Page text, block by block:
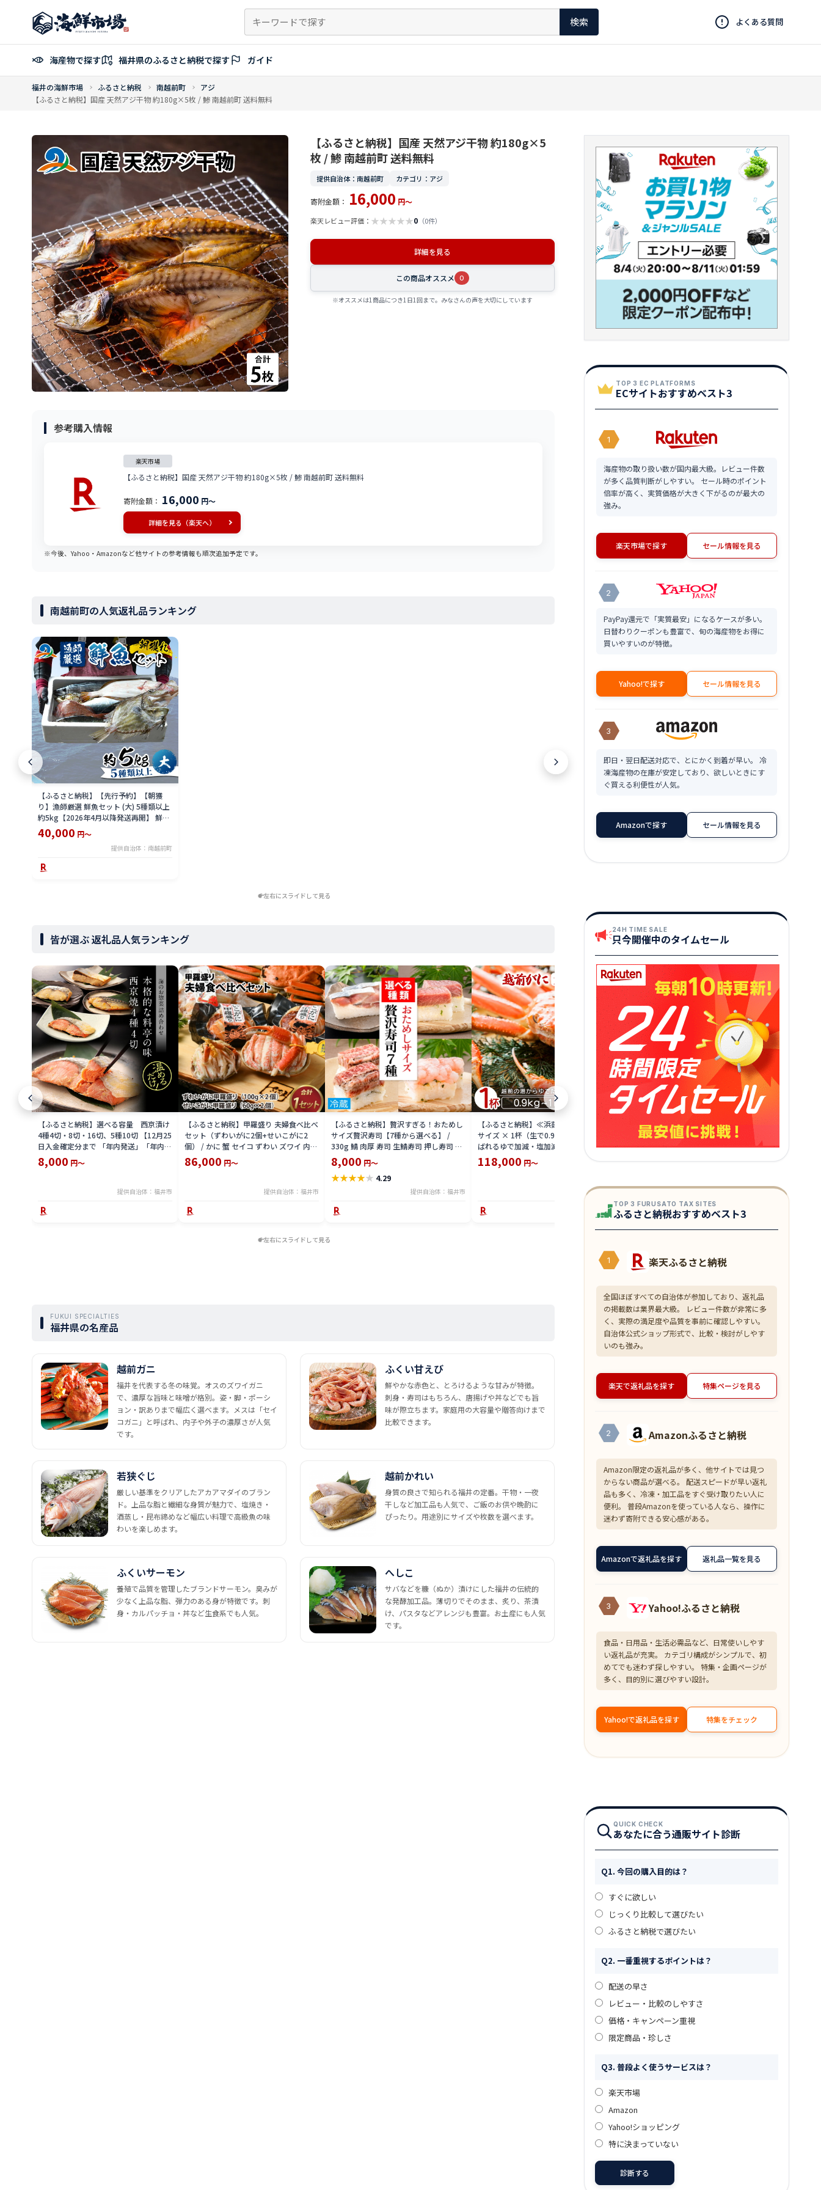
ン
へ
検索 よくある質問
海産物で探す 福井県のふるさと納税で探す ガイド
福井の海鮮市場 ふるさと納税 南越前町
アジ
【ふるさと納税】国産 天然アジ干物 約180g×5枚 / 鯵 南越前町 送料無料
【ふるさと納税】国産 天然アジ干物 約180g×5
枚 / 鯵 南越前町 送料無料
提供自治体：南越前町 カテゴリ：アジ
寄附金額： 16,000 円～
楽天レビュー評価： ★★★★★0 （0件）
詳細を見る
この商品オススメ 0
※オススメは1商品につき1日1回まで。みなさんの声を大切にしています
参考購入情報
楽天市場
【ふるさと納税】国産 天然アジ干物 約180g×5枚 / 鯵 南越前町 送料無料
寄附金額： 16,000 円～
詳細を見る（楽天へ）
※今後、Yahoo・Amazonなど他サイトの参考情報も順次追加予定です。
南越前町の人気返礼品ランキング
【ふるさと納税】【先行予約】【朝獲
り】漁師厳選 鮮魚セット (大) 5種類以上
約5kg【2026年4月以降発送再開】 鮮魚
ボックス 直送 鮮魚／ 魚 詰め合わせ 新鮮
煮物 焼き物 お造り 刺身 晩酌 食卓 漁師
BBQ 冷蔵 送料無料 さへい 河野 越前 福
井 北陸 南越前町
40,000 円～
提供自治体：南越前町
左右にスライドして見る
皆が選ぶ 返礼品人気ランキング
【ふるさと納税】選べる容量 西京漬け
4種4切・8切・16切、5種10切 【12月25
日入金確定分まで 「年内発送」「年内配
送」「年内お届け」】/ レンジで温める
だけ 西京焼き 湯煎 西京漬 送料無料
8,000 円～
提供自治体：福井市
【ふるさと納税】甲羅盛り 夫婦食べ比べ
セット（ずわいがに2個+せいこがに2
個） / かに 蟹 セイコ ずわい ズワイ 内子
外子 国産 冷凍 冬 冬の味覚 珍味 グルメ
国産 送料無料 [H-065050]
86,000 円～
提供自治体：福井市
【ふるさと納税】贅沢すぎる！おためし
サイズ贅沢寿司【7種から選べる】 /
330g 鯖 肉厚 寿司 生鯖寿司 押し寿司 ご
褒美 おためし用 一人前 サバ 海鮮 棒寿司
バッテラ 魚貝 懐石料理 冷蔵配送 四季食
彩 萩 送料無料 [A-013025]
8,000 円～
★★★★★ 4.29
提供自治体：福井市
【ふるさと納税】≪浜茹で≫越前がに 大
サイズ × 1杯（生で0.9〜1kg）地元で喜
ばれるゆで加減・塩加減で越前の港から
直送！【雄 ズワイガニ ずわいがに 越前
ガニ 姿 ボイル 冷蔵 福井県】【2月発送
118,000 円～
提供自治体：越前町
【ふるさと納税】＜数量限定＞港町つる
がの潮風感じる 創作 海鮮丼の素 浜焼き
鯖 × Sio檸檬ペッパー 5食セット 若狭名
18,000円～
提供自治体：敦賀市
ット [A-
魚 焼魚 焼く
10,000
左右にスライドして見る
FUKUI SPECIALTIES
福井県の名産品
越前ガニ
福井を代表する冬の味覚。オスのズワイガニ
で、濃厚な旨味と味噌が格別。姿・脚・ポーシ
ョン・訳ありまで幅広く選べます。メスは「セイ
コガニ」と呼ばれ、内子や外子の濃厚さが人気
です。
ふくい甘えび
鮮やかな赤色と、とろけるような甘みが特徴。
刺身・寿司はもちろん、唐揚げや丼などでも旨
味が際立ちます。家庭用の大容量や贈答向けまで
比較できます。
若狭ぐじ
厳しい基準をクリアしたアカアマダイのブラン
ド。上品な脂と繊細な身質が魅力で、塩焼き・
酒蒸し・昆布締めなど幅広い料理で高級魚の味
わいを楽しめます。
越前かれい
身質の良さで知られる福井の定番。干物・一夜
干しなど加工品も人気で、ご飯のお供や晩酌に
ぴったり。用途別にサイズや枚数を選べます。
ふくいサーモン
養殖で品質を管理したブランドサーモン。臭みが
少なく上品な脂、弾力のある身が特徴です。刺
身・カルパッチョ・丼など生食系でも人気。
へしこ
サバなどを糠（ぬか）漬けにした福井の伝統的
な発酵加工品。薄切りでそのまま、炙り、茶漬
け、パスタなどアレンジも豊富。お土産にも人気
です。
TOP 3 EC PLATFORMS
ECサイトおすすめベスト3
1
海産物の取り扱い数が国内最大級。レビュー件数
が多く品質判断がしやすい。 セール時のポイント
倍率が高く、実質価格が大きく下がるのが最大の
強み。
楽天市場で探す セール情報を見る
2
PayPay還元で「実質最安」になるケースが多い。
日替わりクーポンも豊富で、旬の海産物をお得に
買いやすいのが特徴。
Yahoo!で探す セール情報を見る
3
即日・翌日配送対応で、とにかく到着が早い。 冷
凍海産物の在庫が安定しており、欲しいときにす
ぐ買える利便性が人気。
Amazonで探す セール情報を見る
24H TIME SALE
只今開催中のタイムセール
TOP 3 FURUSATO TAX SITES
ふるさと納税おすすめベスト3
1 楽天ふるさと納税
全国ほぼすべての自治体が参加しており、返礼品
の掲載数は業界最大級。 レビュー件数が非常に多
く、実際の満足度や品質を事前に確認しやすい。
自治体公式ショップ形式で、比較・検討がしやす
いのも強み。
楽天で返礼品を探す 特集ページを見る
2 Amazonふるさと納税
Amazon限定の返礼品が多く、他サイトでは見つ
からない商品が選べる。 配送スピードが早い返礼
品も多く、冷凍・加工品をすぐ受け取りたい人に
便利。 普段Amazonを使っている人なら、操作に
迷わず寄附できる安心感がある。
Amazonで返礼品を探す 返礼品一覧を見る
3 Yahoo!ふるさと納税
食品・日用品・生活必需品など、日常使いしやす
い返礼品が充実。 カテゴリ構成がシンプルで、初
めてでも迷わず探しやすい。 特集・企画ページが
多く、目的別に選びやすい設計。
Yahoo!で返礼品を探す 特集をチェック
QUICK CHECK
あなたに合う通販サイト診断
Q1. 今回の購入目的は？
すぐに欲しい
じっくり比較して選びたい
ふるさと納税で選びたい
Q2. 一番重視するポイントは？
配送の早さ
レビュー・比較のしやすさ
価格・キャンペーン重視
限定商品・珍しさ
Q3. 普段よく使うサービスは？
楽天市場
Amazon
Yahoo!ショッピング
特に決まっていない
診断する